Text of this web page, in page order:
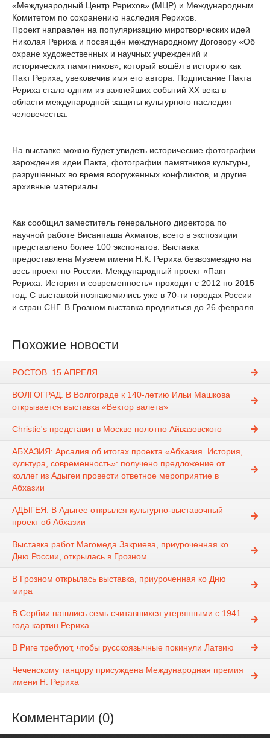
«Международный Центр Рерихов» (МЦР) и Международным
Комитетом по сохранению наследия Рерихов.
Проект направлен на популяризацию миротворческих идей
Николая Рериха и посвящён международному Договору «Об
охране художественных и научных учреждений и
исторических памятников», который вошёл в историю как
Пакт Рериха, увековечив имя его автора. Подписание Пакта
Рериха стало одним из важнейших событий XX века в
области международной защиты культурного наследия
человечества.
На выставке можно будет увидеть исторические фотографии
зарождения идеи Пакта, фотографии памятников культуры,
разрушенных во время вооруженных конфликтов, и другие
архивные материалы.
Как сообщил заместитель генерального директора по
научной работе Висанпаша Ахматов, всего в экспозиции
представлено более 100 экспонатов. Выставка
предоставлена Музеем имени Н.К. Рериха безвозмездно на
весь проект по России. Международный проект «Пакт
Рериха. История и современность» проходит с 2012 по 2015
год. С выставкой познакомились уже в 70-ти городах России
и стран СНГ. В Грозном выставка продлиться до 26 февраля.
Похожие новости
РОСТОВ. 15 АПРЕЛЯ
ВОЛГОГРАД. В Волгограде к 140-летию Ильи Машкова
открывается выставка «Вектор валета»
Christie's представит в Москве полотно Айвазовского
АБХАЗИЯ: Арсалия об итогах проекта «Абхазия. История,
культура, современность»: получено предложение от
коллег из Адыгеи провести ответное мероприятие в
Абхазии
АДЫГЕЯ. В Адыгее открылся культурно-выставочный
проект об Абхазии
Выставка работ Магомеда Закриева, приуроченная ко
Дню России, открылась в Грозном
В Грозном открылась выставка, приуроченная ко Дню
мира
В Сербии нашлись семь считавшихся утерянными с 1941
года картин Рериха
В Риге требуют, чтобы русскоязычные покинули Латвию
Чеченскому танцору присуждена Международная премия
имени Н. Рериха
Комментарии (0)